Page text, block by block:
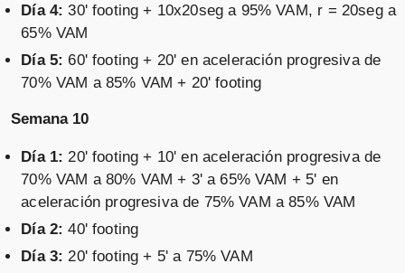
Día 4: 30' footing + 10x20seg a 95% VAM, r = 20seg a
65% VAM
Día 5: 60' footing + 20' en aceleración progresiva de
70% VAM a 85% VAM + 20' footing
Semana 10
Día 1: 20' footing + 10' en aceleración progresiva de
70% VAM a 80% VAM + 3' a 65% VAM + 5' en
aceleración progresiva de 75% VAM a 85% VAM
Día 2: 40' footing
Día 3: 20' footing + 5' a 75% VAM